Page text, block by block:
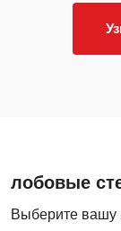
лобовые
Выберите вашу